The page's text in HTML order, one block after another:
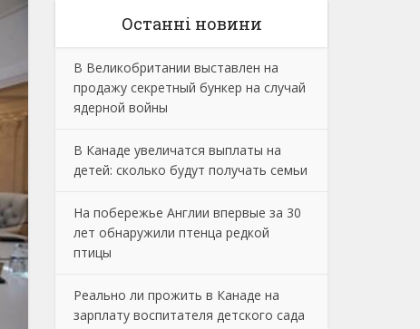
Останнi новини
В Великобритании выставлен на
продажу секретный бункер на случай
ядерной войны
В Канаде увеличатся выплаты на
детей: сколько будут получать семьи
На побережье Англии впервые за 30
лет обнаружили птенца редкой
птицы
Реально ли прожить в Канаде на
зарплату воспитателя детского сада